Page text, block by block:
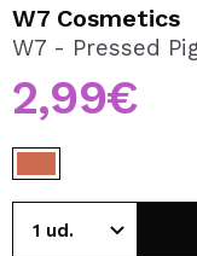
Durch die Erstellung
können Sie Ihre
einsehen.
W7 Cosmetics
W7 - Pressed
2,99€